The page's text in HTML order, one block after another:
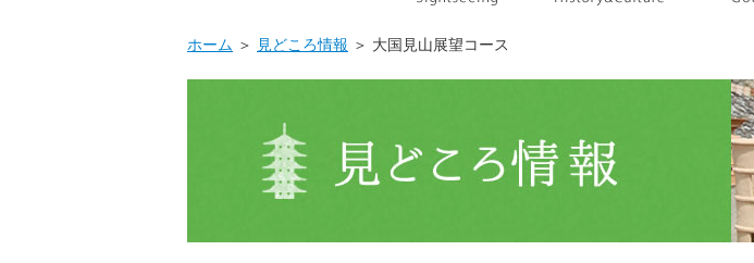
ホーム ＞ 見どころ情報 ＞ 大国見山展望コース